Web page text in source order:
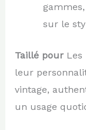
sur le
Taillé pourLes
leur
vintage,
un usage